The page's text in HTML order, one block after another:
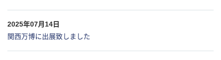
2025年07月14日
関西万博に出展致しました